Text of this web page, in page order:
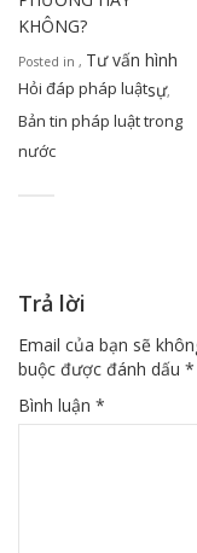
KHÔNG?
Posted in
Hỏi đáp pháp luật
, Tư vấn hình
sự,
Bản tin pháp luật trong
nước
Trả lời
Email của bạn sẽ
buộc được đánh dấu *
Bình luận *